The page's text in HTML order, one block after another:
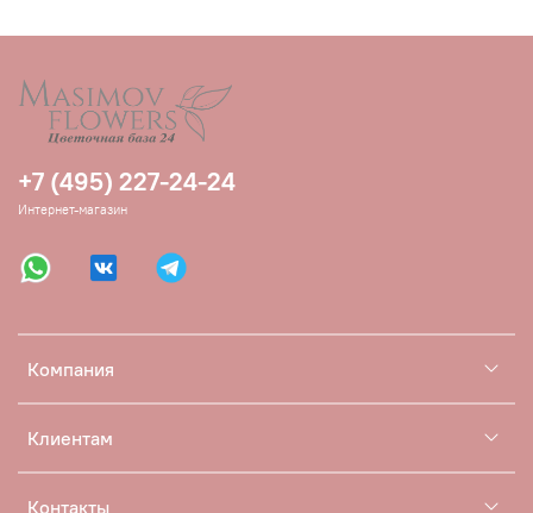
Компания
Клиентам
Контакты
+7 (495) 227-24-24
Интернет-магазин